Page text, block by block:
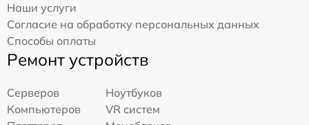
Наши услуги
Согласие на обработку персональных данных
Способы оплаты
Ремонт устройств
Серверов
Ноутбуков
Компьютеров
VR систем